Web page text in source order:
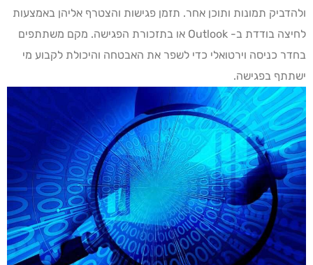
ולהדביק תמונות ותוכן אחר. תזמן פגישות והצטרף אליהן באמצעות
לחיצה בודדת ב- Outlook או בתזכורת הפגישה. מקם משתתפים
בחדר כניסה וירטואלי כדי לשפר את האבטחה והיכולת לקבוע מי
ישתתף בפגישה.